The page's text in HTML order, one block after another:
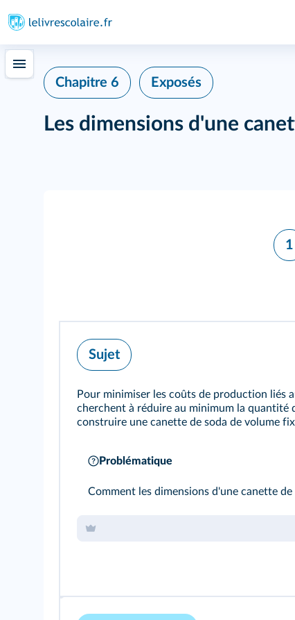
Chapitre 6 Exposés
Les dimensions d'une
1
Sujet
Pour minimiser les coûts de production liés
cherchent à réduire au minimum la quantité
construire une canette de soda de volume
Problématique
Comment les dimensions d'une canette